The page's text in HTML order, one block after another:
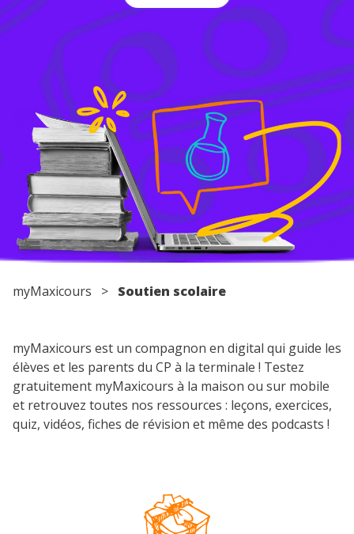
Conseils pour les parents
myMaxicours > Soutien scolaire
myMaxicours est un compagnon en digital qui guide les
élèves et les parents du CP à la terminale ! Testez
gratuitement myMaxicours à la maison ou sur mobile
et retrouvez toutes nos ressources : leçons, exercices,
quiz, vidéos, fiches de révision et même des podcasts !